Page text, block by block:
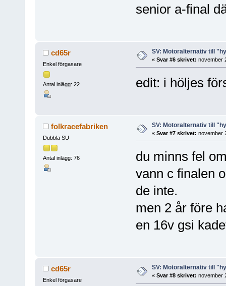
senior a-final
cd65r
Enkel förgasare
Antal inlägg: 22
SV: Motoralternativ till
« Svar #6 skrivet: november
edit: i höljes
folkracefabriken
Dubbla SU
Antal inlägg: 76
SV: Motoralternativ till
« Svar #7 skrivet: november
du minns fel
vann c finalen
de inte.
men 2 år före
en 16v gsi
cd65r
Enkel förgasare
SV: Motoralternativ till
« Svar #8 skrivet: november